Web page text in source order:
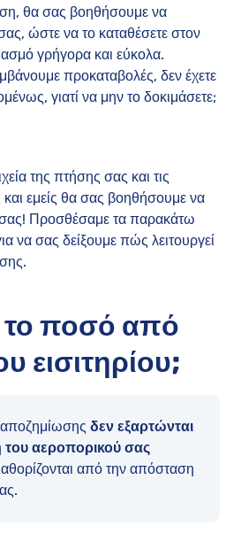
θα σας βοηθήσουμε να
ώστε να το καταθέσετε στον
γρήγορα και εύκολα.
προκαταβολές, δεν έχετε
γιατί να μην το δοκιμάσετε;
της πτήσης σας και τις
εμείς θα σας βοηθήσουμε να
Προσθέσαμε τα παρακάτω
να σας δείξουμε πώς λειτουργεί
το ποσό από
εισιτηρίου;
δεν εξαρτώνται
του αεροπορικού σας
από την απόσταση